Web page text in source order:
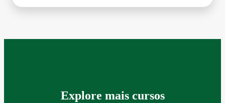
Explore mais cursos